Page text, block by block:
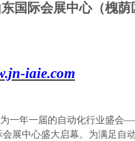
国际会展中心（槐荫
iaie.com
一年一届的自动化行业盛会
展中心盛大启幕。为满足自